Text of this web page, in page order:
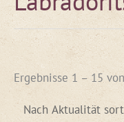
Ergebnisse 1 – 15